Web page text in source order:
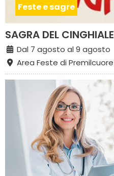
Feste e sagre
SAGRA DEL CINGHIALE
Dal 7 agosto al 9 agosto
Area Feste di Premilcuore